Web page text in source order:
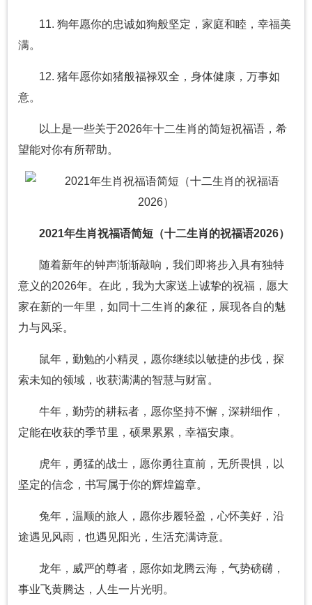
11. 狗年愿你的忠诚如狗般坚定，家庭和睦，幸福美
满。
12. 猪年愿你如猪般福禄双全，身体健康，万事如
意。
以上是一些关于2026年十二生肖的简短祝福语，希
望能对你有所帮助。
2021年生肖祝福语简短（十二生肖的祝福语2026）
随着新年的钟声渐渐敲响，我们即将步入具有独特
意义的2026年。在此，我为大家送上诚挚的祝福，愿大
家在新的一年里，如同十二生肖的象征，展现各自的魅
力与风采。
鼠年，勤勉的小精灵，愿你继续以敏捷的步伐，探
索未知的领域，收获满满的智慧与财富。
牛年，勤劳的耕耘者，愿你坚持不懈，深耕细作，
定能在收获的季节里，硕果累累，幸福安康。
虎年，勇猛的战士，愿你勇往直前，无所畏惧，以
坚定的信念，书写属于你的辉煌篇章。
兔年，温顺的旅人，愿你步履轻盈，心怀美好，沿
途遇见风雨，也遇见阳光，生活充满诗意。
龙年，威严的尊者，愿你如龙腾云海，气势磅礴，
事业飞黄腾达，人生一片光明。